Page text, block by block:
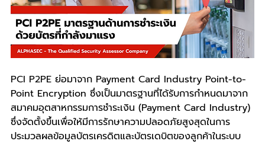
PCI P2PE ย่อมาจาก Payment Card Industry Point-to-
Point Encryption ซึ่งเป็นมาตรฐานที่ได้รับการกำหนดมาจาก
สมาคมอุตสาหกรรมการชำระเงิน (Payment Card Industry)
ซึ่งจัดตั้งขึ้นเพื่อให้มีการรักษาความปลอดภัยสูงสุดในการ
ประมวลผลข้อมูลบัตรเครดิตและบัตรเดบิตของลูกค้าในระบบ